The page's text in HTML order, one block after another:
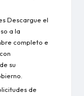
Descargue el
a la
completo e
su
de